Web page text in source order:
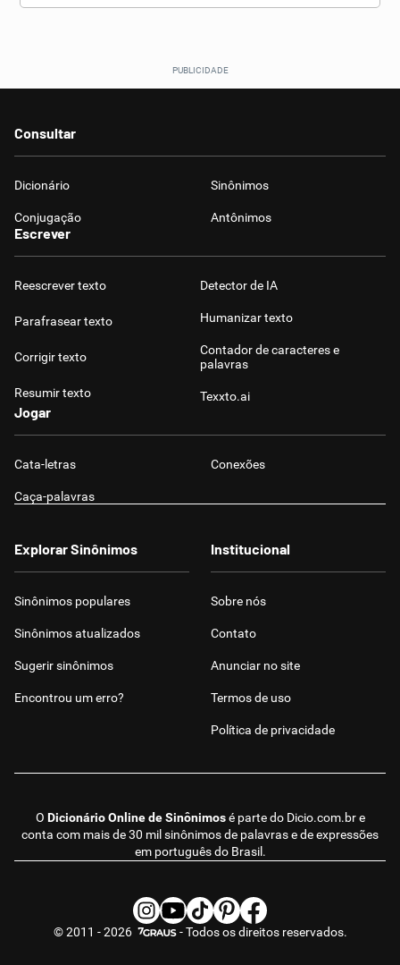
Consultar
Dicionário Sinônimos
Conjugação Antônimos
Escrever
Reescrever texto
Parafrasear texto
Corrigir texto
Resumir texto
Detector de IA
Humanizar texto
Contador de caracteres e
palavras
Texxto.ai
Jogar
Cata-letras Conexões
Caça-palavras
O Dicionário Online de Sinônimosé parte do Dicio.com.bre
conta com mais de 30 mil sinônimos de palavras e de expressões
em português do Brasil.
Explorar Sinônimos
Sinônimos populares
Sinônimos atualizados
Sugerir sinônimos
Encontrou um erro?
Institucional
Sobre nós
Contato
Anunciar no site
Termos de uso
Política de privacidade
© 2011 - 2026 - Todos os direitos reservados.